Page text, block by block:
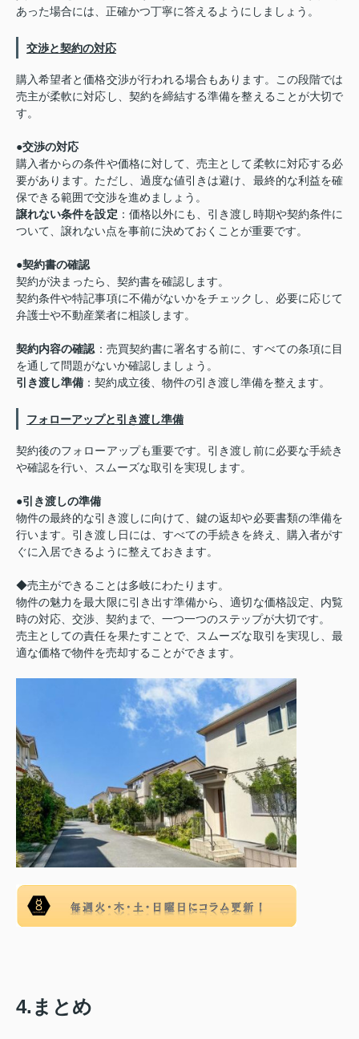
あった場合には、正確かつ丁寧に答えるようにしましょう。
交渉と契約の対応
購入希望者と価格交渉が行われる場合もあります。この段階では
売主が柔軟に対応し、契約を締結する準備を整えることが大切で
す。
●交渉の対応
購入者からの条件や価格に対して、売主として柔軟に対応する必
要があります。ただし、過度な値引きは避け、最終的な利益を確
保できる範囲で交渉を進めましょう。
譲れない条件を設定 ：価格以外にも、引き渡し時期や契約条件に
ついて、譲れない点を事前に決めておくことが重要です。
●契約書の確認
契約が決まったら、契約書を確認します。
契約条件や特記事項に不備がないかをチェックし、必要に応じて
弁護士や不動産業者に相談します。
契約内容の確認 ：売買契約書に署名する前に、すべての条項に目
を通して問題がないか確認しましょう。
引き渡し準備 ：契約成立後、物件の引き渡し準備を整えます。
フォローアップと引き渡し準備
契約後のフォローアップも重要です。引き渡し前に必要な手続き
や確認を行い、スムーズな取引を実現します。
●引き渡しの準備
物件の最終的な引き渡しに向けて、鍵の返却や必要書類の準備を
行います。引き渡し日には、すべての手続きを終え、購入者がす
ぐに入居できるように整えておきます。
◆売主ができることは多岐にわたります。
物件の魅力を最大限に引き出す準備から、適切な価格設定、内覧
時の対応、交渉、契約まで、一つ一つのステップが大切です。
売主としての責任を果たすことで、スムーズな取引を実現し、最
適な価格で物件を売却することができます。
4.まとめ